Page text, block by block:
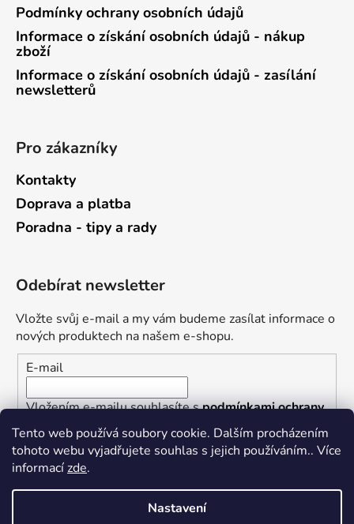
Tento web používá soubory cookie. Dalším procházením
tohoto webu vyjadřujete souhlas s jejich používáním.. Více
informacízde.
Nastavení
Podmínky ochrany osobních údajů
Informace o získání osobních údajů - nákup
zboží
Informace o získání osobních údajů - zasílání
newsletterů
Pro zákazníky
Kontakty
Doprava a platba
Poradna - tipy a rady
Odebírat newsletter
Vložte svůj e-mail a my vám budeme zasílat informace o
nových produktech na našem e-shopu.
E-mail
Vložením e-mailu souhlasíte spodmínkami ochrany
osobních údajů
PŘIHLÁSIT SE